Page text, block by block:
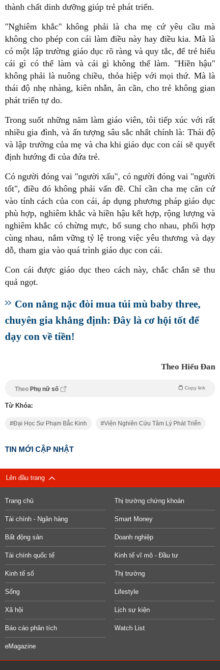
thành chất dinh dưỡng giúp trẻ phát triển.
"Nghiêm khắc" không phải là cha mẹ cứ yêu cầu mà
không cho phép con cái làm điều này hay điều kia. Mà là
có một lập trường giáo dục rõ ràng và quy tắc, để trẻ hiểu
cái gì có thể làm và cái gì không thể làm. "Hiền hậu"
không phải là nuông chiều, thỏa hiệp với mọi thứ. Mà là
thái độ nhẹ nhàng, kiên nhẫn, ân cần, cho trẻ không gian
phát triển tự do.
Trong suốt những năm làm giáo viên, tôi tiếp xúc với rất
nhiều gia đình, và ấn tượng sâu sắc nhất chính là: Thái độ
và lập trường của mẹ và cha khi giáo dục con cái sẽ quyết
định hướng đi của đứa trẻ.
Có người đóng vai "người xấu", có người đóng vai "người
tốt", điều đó không phải vấn đề. Chỉ cần cha mẹ căn cứ
vào tính cách của con cái, áp dụng phương pháp giáo dục
phù hợp, nghiêm khắc và hiền hậu kết hợp, rộng lượng và
nghiêm khắc có chừng mực, bổ sung cho nhau, phối hợp
cùng nhau, nắm vững tỷ lệ trong việc yêu thương và dạy
dỗ, tham gia vào quá trình giáo dục con cái.
Con cái được giáo dục theo cách này, chắc chắn sẽ thu
quả ngọt.
Con nằng nặc đòi mua túi mù baby three,
chuyên gia khẳng định: Đây là cơ hội tốt để
dạy con về tiền!
Theo Hiểu Đan
Theo Phụ nữ số Copy link
Từ Khóa:
Đại Học Sư Phạm Bắc Kinh Viện Nghiên Cứu Tâm Lý Phát Triển
TIN MỚI CẬP NHẬT
Lên đầu trang
Trang chủ Thị trường chứng khoán
Tài chính - Ngân hàng Smart Money
Bất động sản Doanh nghiệp
Tài chính quốc tế Kinh tế vĩ mô - Đầu tư
Kinh tế số Thị trường
Sống Lifestyle
Xã hội Lịch sự kiện
Báo cáo phân tích Watch List
eMagazine